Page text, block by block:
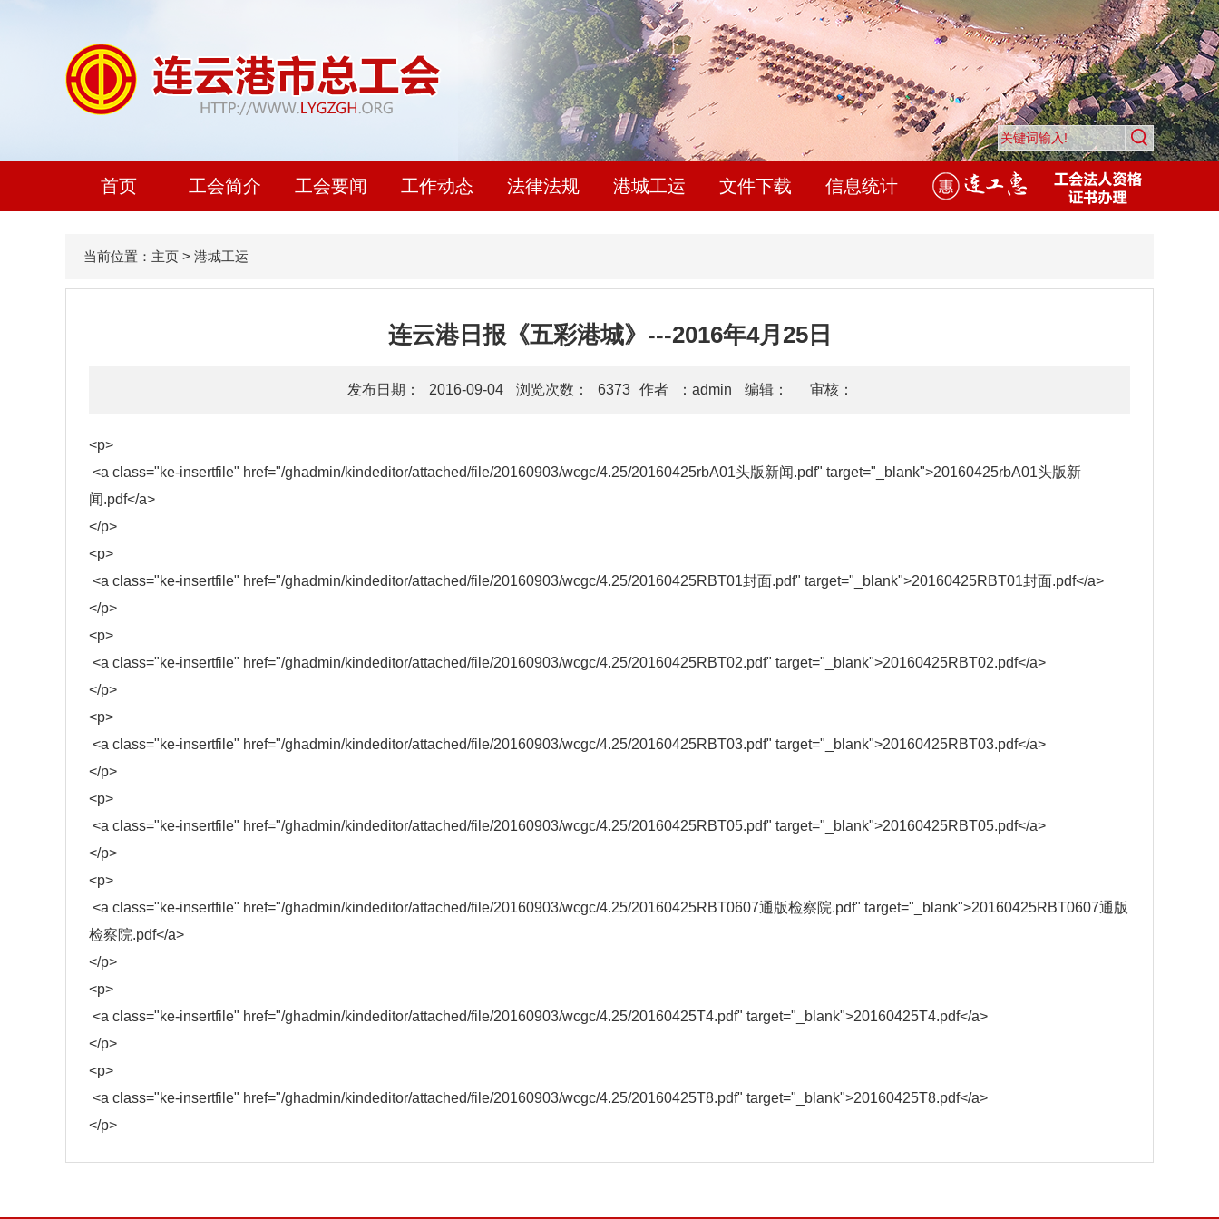
首页 工会简介 工会要闻 工作动态 法律法规 港城工运 文件下载 信息统计
当前位置： 主页 > 港城工运
连云港日报《五彩港城》---2016年4月25日
发布日期： 2016-09-04 浏览次数： 6373 作者 ：admin 编辑： 审核：
<p>
<a class="ke-insertfile" href="/ghadmin/kindeditor/attached/file/20160903/wcgc/4.25/20160425rbA01头版新闻.pdf" target="_blank">20160425rbA01头版新
闻.pdf</a>
</p>
<p>
<a class="ke-insertfile" href="/ghadmin/kindeditor/attached/file/20160903/wcgc/4.25/20160425RBT01封面.pdf" target="_blank">20160425RBT01封面.pdf</a>
</p>
<p>
<a class="ke-insertfile" href="/ghadmin/kindeditor/attached/file/20160903/wcgc/4.25/20160425RBT02.pdf" target="_blank">20160425RBT02.pdf</a>
</p>
<p>
<a class="ke-insertfile" href="/ghadmin/kindeditor/attached/file/20160903/wcgc/4.25/20160425RBT03.pdf" target="_blank">20160425RBT03.pdf</a>
</p>
<p>
<a class="ke-insertfile" href="/ghadmin/kindeditor/attached/file/20160903/wcgc/4.25/20160425RBT05.pdf" target="_blank">20160425RBT05.pdf</a>
</p>
<p>
<a class="ke-insertfile" href="/ghadmin/kindeditor/attached/file/20160903/wcgc/4.25/20160425RBT0607通版检察院.pdf" target="_blank">20160425RBT0607通版
检察院.pdf</a>
</p>
<p>
<a class="ke-insertfile" href="/ghadmin/kindeditor/attached/file/20160903/wcgc/4.25/20160425T4.pdf" target="_blank">20160425T4.pdf</a>
</p>
<p>
<a class="ke-insertfile" href="/ghadmin/kindeditor/attached/file/20160903/wcgc/4.25/20160425T8.pdf" target="_blank">20160425T8.pdf</a>
</p>